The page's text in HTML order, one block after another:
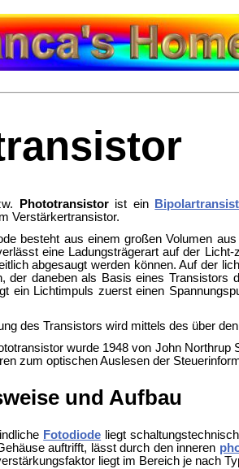
Phototransistorist ein
Verstärkertransistor.
besteht aus einem großen Volumen
eine Ladungsträgerart auf der
abgesaugt werden können. Auf der
der daneben als Basis eines
ein Lichtimpuls zuerst einen
des Transistors wird mittels des über
wurde 1948 von John Northrup
zum optischen Auslesen der
und Aufbau
Fotodiode liegt
auftrifft, lässt durch den inneren
liegt im Bereich je nach